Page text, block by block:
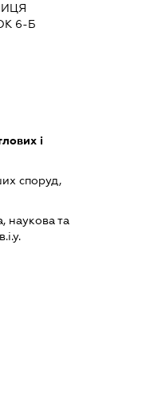
6-Б
і
споруд,
наукова та